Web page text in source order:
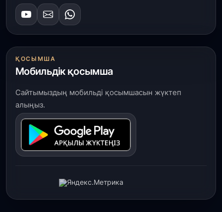
ҚОСЫМША
Мобильдік қосымша
Сайтымыздың мобильді қосымшасын жүктеп
алыңыз.